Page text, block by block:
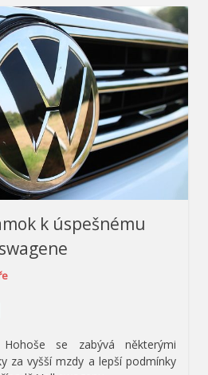
k úspešnému
se zabývá některými
za vyšší mzdy a lepší podmínky